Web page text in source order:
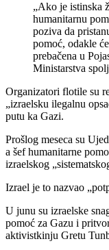
„Ako je istinska
humanitarnu
poziva da
pomoć, odakle
prebačena u
Ministarstva
Organizatori flotile su
„izraelsku ilegalnu
putu ka Gazi.
Prošlog meseca su
a šef humanitarne
izraelskog
Izrael je to nazvao
U junu su izraelske
pomoć za Gazu i
aktivistkinju Gretu